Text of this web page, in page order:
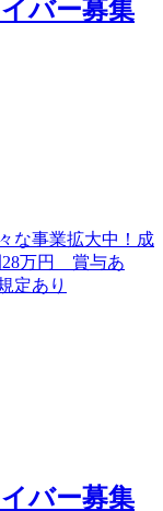
バー募集
バー募集